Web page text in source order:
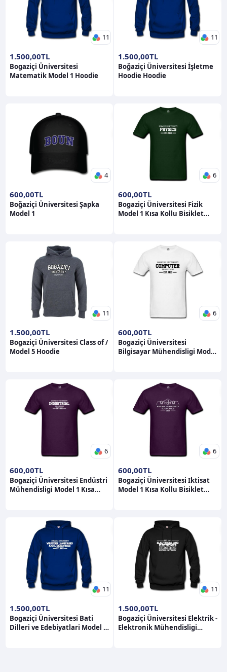
11
1.500,00TL
Bogaziçi Üniversitesi
Matematik Model 1 Hoodie
11
1.500,00TL
Boğaziçi Üniversitesi İşletme
Hoodie Hoodie
4
600,00TL
Boğaziçi Üniversitesi Şapka
Model 1
6
600,00TL
Bogaziçi Üniversitesi Fizik
Model 1 Kısa Kollu Bisiklet
11
1.500,00TL
Bogaziçi Üniversitesi Class of /
Model 5 Hoodie
6
600,00TL
Bogaziçi Üniversitesi
Bilgisayar Mühendisligi Model
6
600,00TL
Bogaziçi Üniversitesi Endüstri
Mühendisligi Model 1 Kısa
6
600,00TL
Bogaziçi Üniversitesi Iktisat
Model 1 Kısa Kollu Bisiklet
11
1.500,00TL
Bogaziçi Üniversitesi Bati
Dilleri ve Edebiyatlari Model 1
11
1.500,00TL
Bogaziçi Üniversitesi Elektrik -
Elektronik Mühendisligi